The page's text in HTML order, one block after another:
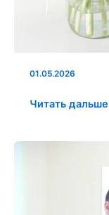
01.05.2026
Читать дальше